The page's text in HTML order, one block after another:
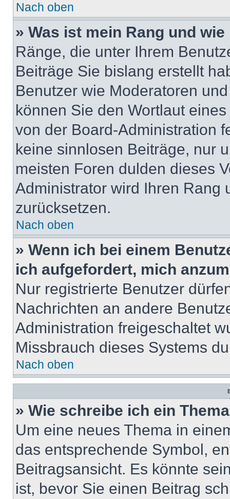
Nach oben
» Was ist mein Rang und
Ränge, die unter Ihrem
Beiträge Sie bislang erstellt
Benutzer wie Moderatoren
können Sie den Wortlaut
von der Board-Administration
keine sinnlosen Beiträge, nur
meisten Foren dulden dieses
Administrator wird Ihren Rang
zurücksetzen.
Nach oben
» Wenn ich bei einem
ich aufgefordert, mich
Nur registrierte Benutzer
Nachrichten an andere
Administration freigeschaltet
Missbrauch dieses Systems
Nach oben
» Wie schreibe ich ein
Um eine neues Thema in
das entsprechende Symbol,
Beitragsansicht. Es könnte
ist, bevor Sie einen Beitrag